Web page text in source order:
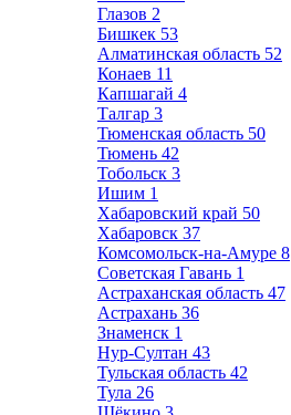
Глазов 2
Бишкек 53
Алматинская область 52
Конаев 11
Капшагай 4
Талгар 3
Тюменская область 50
Тюмень 42
Тобольск 3
Ишим 1
Хабаровский край 50
Хабаровск 37
Комсомольск-на-Амуре 8
Советская Гавань 1
Астраханская область 47
Астрахань 36
Знаменск 1
Нур-Султан 43
Тульская область 42
Тула 26